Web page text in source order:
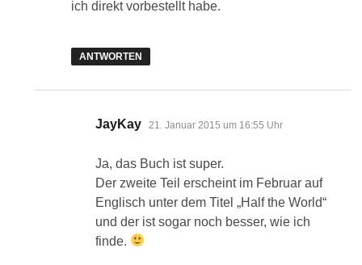
ich direkt vorbestellt habe.
ANTWORTEN
JayKay sagt:
21. Januar 2015 um 16:55 Uhr
Ja, das Buch ist super.
Der zweite Teil erscheint im Februar auf
Englisch unter dem Titel „Half the World“
und der ist sogar noch besser, wie ich
finde.